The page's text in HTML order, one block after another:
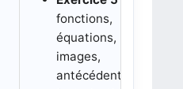
fonctions,
équations,
images,
antécédents et